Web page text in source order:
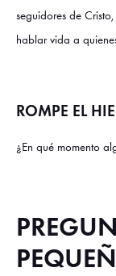
seguidores de
hablar vida a
ROMPE EL
¿En qué momento